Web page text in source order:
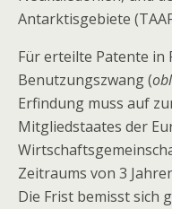
Antarktisgebiete
Für erteilte Patente in
Benutzungszwang (
Erfindung muss auf
Mitgliedstaates der
Zeitraums von 3
Die Frist bemisst sich